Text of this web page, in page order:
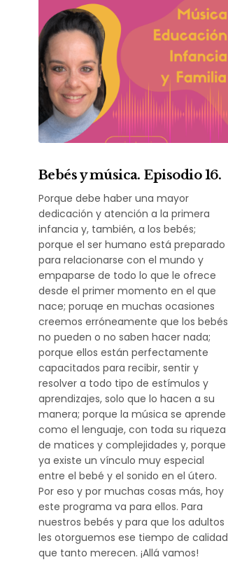
Bebés y música. Episodio 16.
Porque debe haber una mayor
dedicación y atención a la primera
infancia y, también, a los bebés;
porque el ser humano está preparado
para relacionarse con el mundo y
empaparse de todo lo que le ofrece
desde el primer momento en el que
nace; poruqe en muchas ocasiones
creemos erróneamente que los bebés
no pueden o no saben hacer nada;
porque ellos están perfectamente
capacitados para recibir, sentir y
resolver a todo tipo de estímulos y
aprendizajes, solo que lo hacen a su
manera; porque la música se aprende
como el lenguaje, con toda su riqueza
de matices y complejidades y, porque
ya existe un vínculo muy especial
entre el bebé y el sonido en el útero.
Por eso y por muchas cosas más, hoy
este programa va para ellos. Para
nuestros bebés y para que los adultos
les otorguemos ese tiempo de calidad
que tanto merecen. ¡Allá vamos!